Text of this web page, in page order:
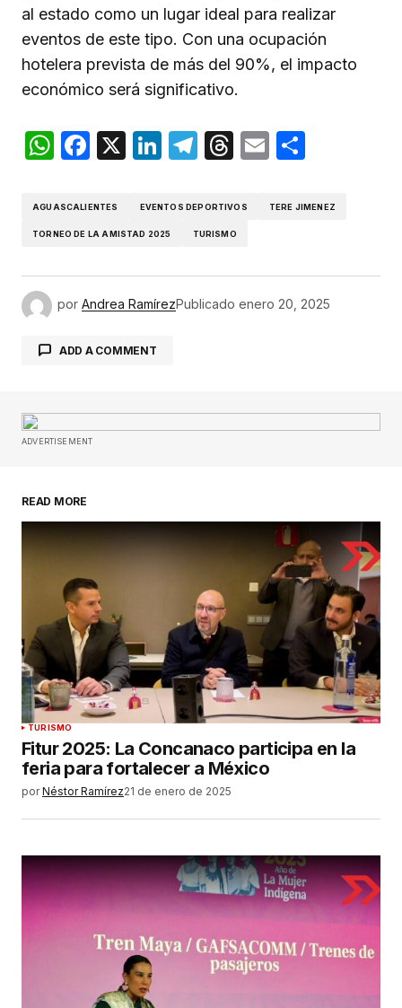
al estado como un lugar ideal para realizar
eventos de este tipo. Con una ocupación
hotelera prevista de más del 90%, el impacto
económico será significativo.
WhatsApp
Facebook
X LinkedIn
Telegram
Threads
Email
AGUASCALIENTES EVENTOS DEPORTIVOS TERE JIMENEZ
TORNEO DE LA AMISTAD 2025 TURISMO
por Andrea RamírezPublicado enero 20, 2025
ADD A COMMENT
Tu dirección de correo electrónico no será
publicada.
Su nombre*
Tu correo electrónico*
Guardar mi nombre, correo electrónico y sitio
web en este navegador para la próxima vez que
haga un comentario.
ADVERTISEMENT
READ MORE
TURISMO
Fitur 2025: La Concanaco participa en la
feria para fortalecer a México
por Néstor Ramírez21 de enero de 2025